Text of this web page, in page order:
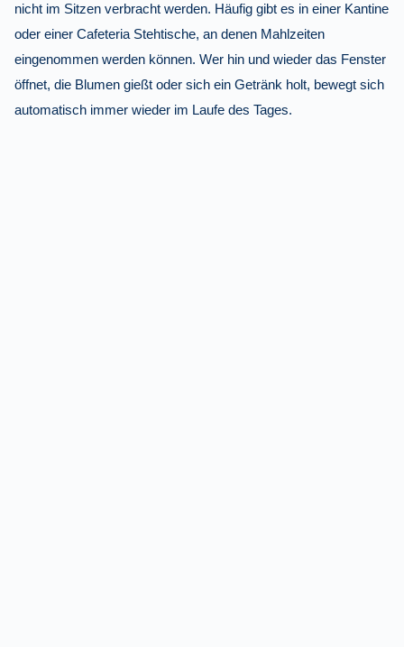
nicht im Sitzen verbracht werden. Häufig gibt es in einer Kantine
oder einer Cafeteria Stehtische, an denen Mahlzeiten
eingenommen werden können. Wer hin und wieder das Fenster
öffnet, die Blumen gießt oder sich ein Getränk holt, bewegt sich
automatisch immer wieder im Laufe des Tages.